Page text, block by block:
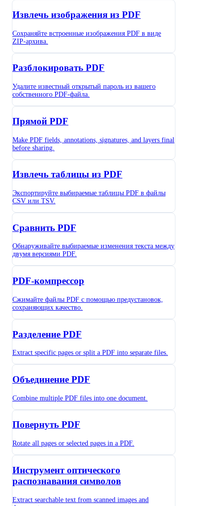
Извлечь изображения из PDF
Сохраняйте встроенные изображения PDF в виде
ZIP-архива.
Разблокировать PDF
Удалите известный открытый пароль из вашего
собственного PDF-файла.
Прямой PDF
Make PDF fields, annotations, signatures, and layers final
before sharing.
Извлечь таблицы из PDF
Экспортируйте выбираемые таблицы PDF в файлы
CSV или TSV.
Сравнить PDF
Обнаруживайте выбираемые изменения текста между
двумя версиями PDF.
PDF-компрессор
Сжимайте файлы PDF с помощью предустановок,
сохраняющих качество.
Разделение PDF
Extract specific pages or split a PDF into separate files.
Объединение PDF
Combine multiple PDF files into one document.
Повернуть PDF
Rotate all pages or selected pages in a PDF.
Инструмент оптического
распознавания символов
Extract searchable text from scanned images and